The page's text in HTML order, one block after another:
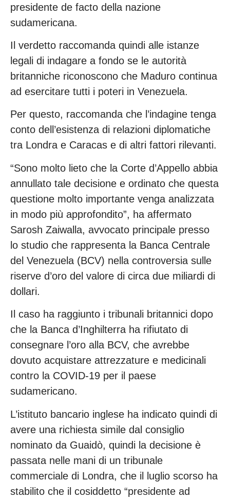
presidente de facto della nazione
sudamericana.
Il verdetto raccomanda quindi alle istanze
legali di indagare a fondo se le autorità
britanniche riconoscono che Maduro continua
ad esercitare tutti i poteri in Venezuela.
Per questo, raccomanda che l’indagine tenga
conto dell’esistenza di relazioni diplomatiche
tra Londra e Caracas e di altri fattori rilevanti.
“Sono molto lieto che la Corte d’Appello abbia
annullato tale decisione e ordinato che questa
questione molto importante venga analizzata
in modo più approfondito”, ha affermato
Sarosh Zaiwalla, avvocato principale presso
lo studio che rappresenta la Banca Centrale
del Venezuela (BCV) nella controversia sulle
riserve d’oro del valore di circa due miliardi di
dollari.
Il caso ha raggiunto i tribunali britannici dopo
che la Banca d’Inghilterra ha rifiutato di
consegnare l’oro alla BCV, che avrebbe
dovuto acquistare attrezzature e medicinali
contro la COVID-19 per il paese
sudamericano.
L’istituto bancario inglese ha indicato quindi di
avere una richiesta simile dal consiglio
nominato da Guaidò, quindi la decisione è
passata nelle mani di un tribunale
commerciale di Londra, che il luglio scorso ha
stabilito che il cosiddetto “presidente ad